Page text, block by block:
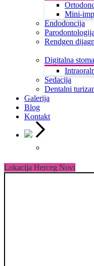
Mini-
Endodoncija
Parodontologija
Rendgen
Digitalna
Sedacija
Dentalni
Galerija
Blog
Kontakt
Lokacija Herceg Novi